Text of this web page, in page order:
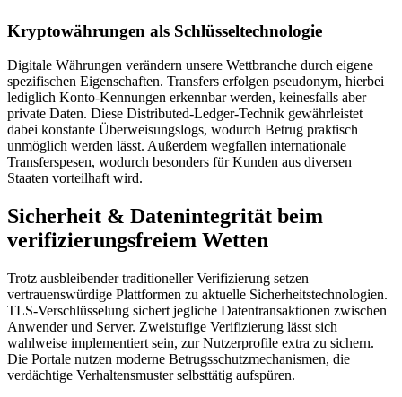
Kryptowährungen als Schlüsseltechnologie
Digitale Währungen verändern unsere Wettbranche durch eigene
spezifischen Eigenschaften. Transfers erfolgen pseudonym, hierbei
lediglich Konto-Kennungen erkennbar werden, keinesfalls aber
private Daten. Diese Distributed-Ledger-Technik gewährleistet
dabei konstante Überweisungslogs, wodurch Betrug praktisch
unmöglich werden lässt. Außerdem wegfallen internationale
Transferspesen, wodurch besonders für Kunden aus diversen
Staaten vorteilhaft wird.
Sicherheit & Datenintegrität beim
verifizierungsfreiem Wetten
Trotz ausbleibender traditioneller Verifizierung setzen
vertrauenswürdige Plattformen zu aktuelle Sicherheitstechnologien.
TLS-Verschlüsselung sichert jegliche Datentransaktionen zwischen
Anwender und Server. Zweistufige Verifizierung lässt sich
wahlweise implementiert sein, zur Nutzerprofile extra zu sichern.
Die Portale nutzen moderne Betrugsschutzmechanismen, die
verdächtige Verhaltensmuster selbsttätig aufspüren.